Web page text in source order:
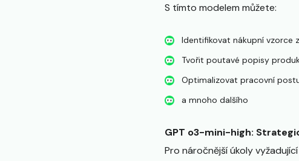
S tímto modelem můžete:
Identifikovat nákupní vzorce
Tvořit poutavé popisy
Optimalizovat pracovní
a mnoho dalšího
GPT o3-mini-high:
Pro náročnější úkoly